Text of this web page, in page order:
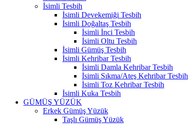
İsimli Tesbih
İsimli Devekemiği Tesbih
İsimli Doğaltaş Tesbih
İsimli İnci Tesbih
İsimli Oltu Tesbih
İsimli Gümüş Tesbih
İsimli Kehribar Tesbih
İsimli Damla Kehribar Tesbih
İsimli Sıkma/Ateş Kehribar Tesbih
İsimli Toz Kehribar Tesbih
İsimli Kuka Tesbih
GÜMÜŞ YÜZÜK
Erkek Gümüş Yüzük
Taşlı Gümüş Yüzük